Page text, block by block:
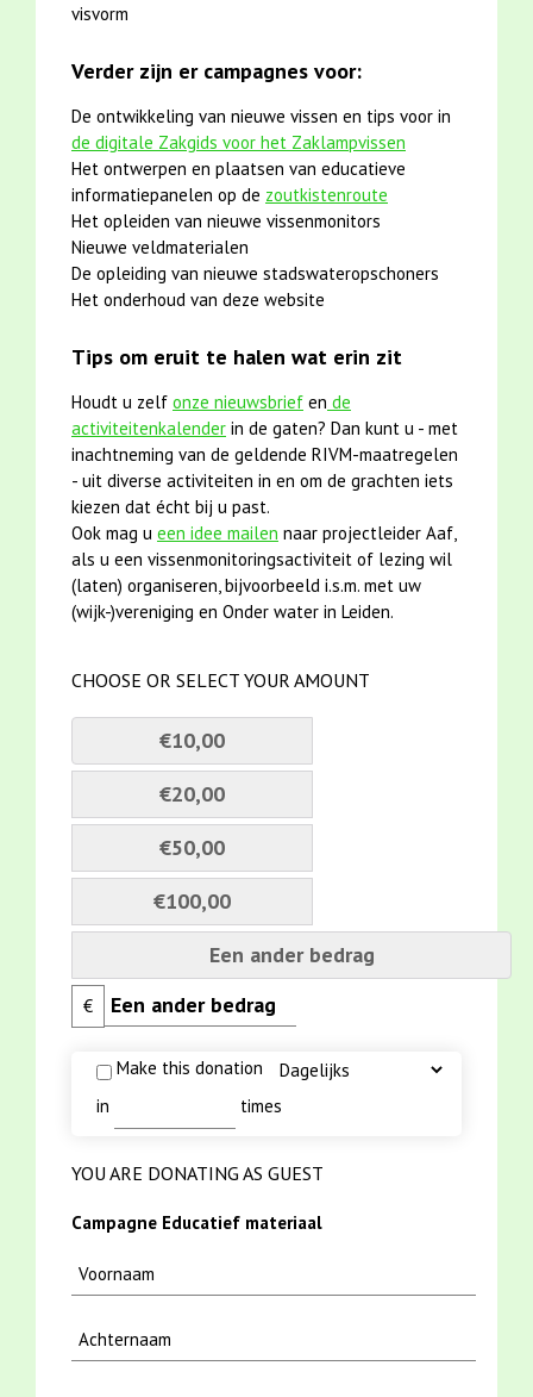
visvorm
Verder zijn er campagnes voor:
De ontwikkeling van nieuwe vissen en tips voor in
de digitale Zakgids voor het Zaklampvissen
Het ontwerpen en plaatsen van educatieve
informatiepanelen op de zoutkistenroute
Het opleiden van nieuwe vissenmonitors
Nieuwe veldmaterialen
De opleiding van nieuwe stadswateropschoners
Het onderhoud van deze website
Tips om eruit te halen wat erin zit
Houdt u zelf onze nieuwsbrief en de
activiteitenkalender in de gaten? Dan kunt u - met
inachtneming van de geldende RIVM-maatregelen
- uit diverse activiteiten in en om de grachten iets
kiezen dat écht bij u past.
Ook mag u een idee mailen naar projectleider Aaf,
als u een vissenmonitoringsactiviteit of lezing wil
(laten) organiseren, bijvoorbeeld i.s.m. met uw
(wijk-)vereniging en Onder water in Leiden.
CHOOSE OR SELECT YOUR AMOUNT
€10,00
€20,00
€50,00
€100,00
Een ander bedrag
€
Make this donation
in
times
YOU ARE DONATING AS GUEST
Campagne Educatief materiaal